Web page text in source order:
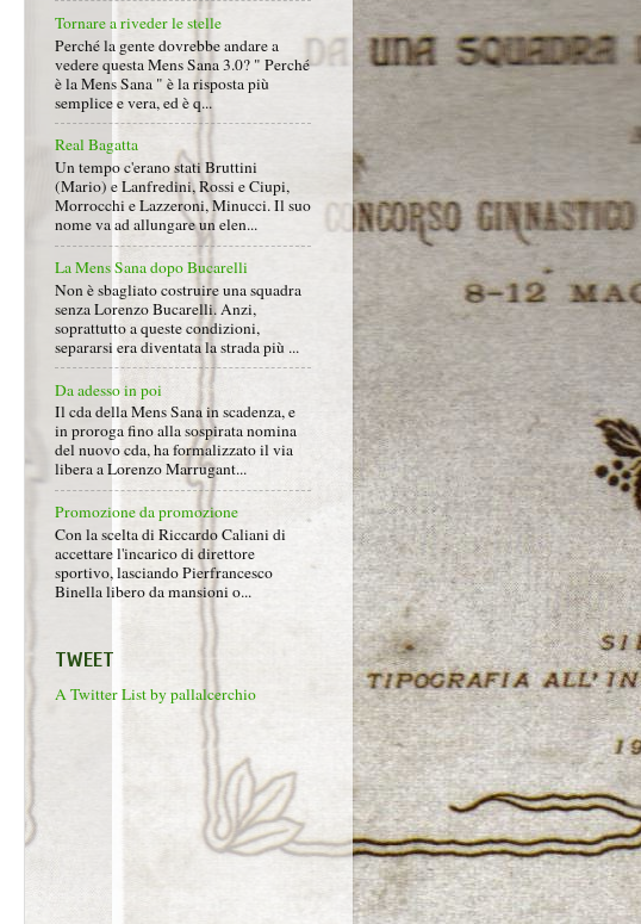
Tornare a riveder le stelle
Perché la gente dovrebbe andare a
vedere questa Mens Sana 3.0? " Perché
è la Mens Sana " è la risposta più
semplice e vera, ed è q...
Real Bagatta
Un tempo c'erano stati Bruttini
(Mario) e Lanfredini, Rossi e Ciupi,
Morrocchi e Lazzeroni, Minucci. Il suo
nome va ad allungare un elen...
La Mens Sana dopo Bucarelli
Non è sbagliato costruire una squadra
senza Lorenzo Bucarelli. Anzi,
soprattutto a queste condizioni,
separarsi era diventata la strada più ...
Da adesso in poi
Il cda della Mens Sana in scadenza, e
in proroga fino alla sospirata nomina
del nuovo cda, ha formalizzato il via
libera a Lorenzo Marrugant...
Promozione da promozione
Con la scelta di Riccardo Caliani di
accettare l'incarico di direttore
sportivo, lasciando Pierfrancesco
Binella libero da mansioni o...
TWEET
A Twitter List by pallalcerchio